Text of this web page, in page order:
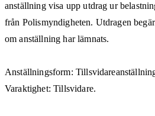
anställning visa upp utdrag ur
från Polismyndigheten. Utdragen
om anställning har lämnats.
Anställningsform:
Varaktighet: Tillsvidare.